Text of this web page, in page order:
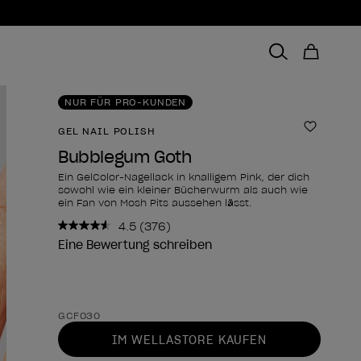
NUR FÜR PRO-KUNDEN
GEL NAIL POLISH Zur
Bubblegum Goth
Ein GelColor-Nagellack in knalligem Pink, der dich
sowohl wie ein kleiner Bücherwurm als auch wie
ein Fan von Mosh Pits aussehen lässt.
4.5 376
Bewertungen
lesen..
(376)
Eine Bewertung schreiben
Form des Produkts
GCF030
IM WELLASTORE KAUFEN